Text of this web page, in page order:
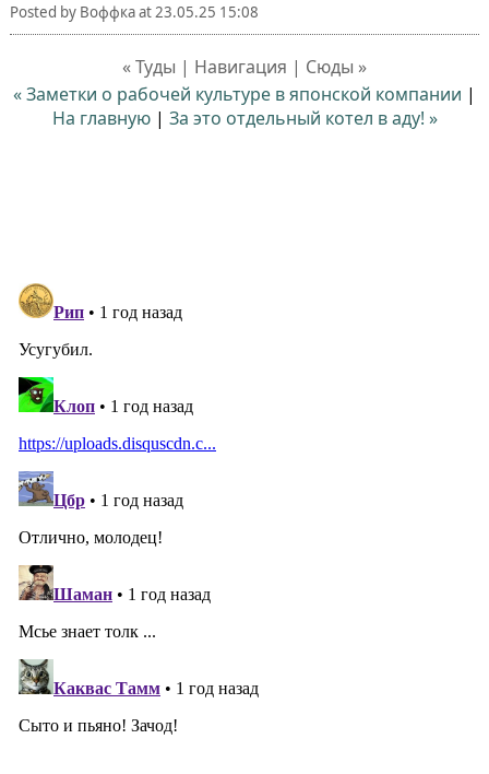
Posted by Воффкаat23.05.25 15:08
« Туды | Навигация | Сюды »
« Заметки о рабочей культуре в японской компании |
На главную| За это отдельный котел в аду! »